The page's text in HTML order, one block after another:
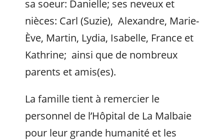
sa soeur: Danielle; ses neveux et
nièces: Carl (Suzie), Alexandre, Marie-
Ève, Martin, Lydia, Isabelle, France et
Kathrine; ainsi que de nombreux
parents et amis(es).
La famille tient à remercier le
personnel de l’Hôpital de La Malbaie
pour leur grande humanité et les